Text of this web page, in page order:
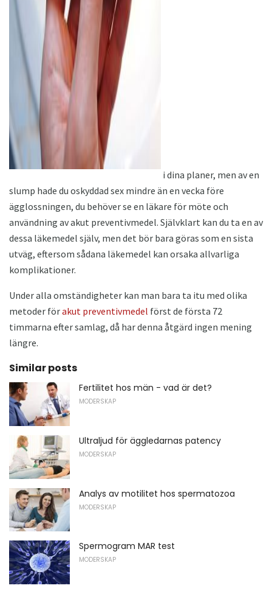
i dina planer, men av en
slump hade du oskyddad sex mindre än en vecka före
ägglossningen, du behöver se en läkare för möte och
användning av akut preventivmedel. Självklart kan du ta en av
dessa läkemedel själv, men det bör bara göras som en sista
utväg, eftersom sådana läkemedel kan orsaka allvarliga
komplikationer.
Under alla omständigheter kan man bara ta itu med olika
metoder förakut preventivmedel först de första 72
timmarna efter samlag, då har denna åtgärd ingen mening
längre.
Similar posts
Fertilitet hos män - vad är det?
MODERSKAP
Ultraljud för äggledarnas patency
MODERSKAP
Analys av motilitet hos spermatozoa
MODERSKAP
Spermogram MAR test
MODERSKAP